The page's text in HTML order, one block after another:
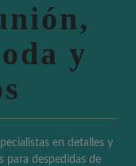
y
en detalles y
para despedidas de